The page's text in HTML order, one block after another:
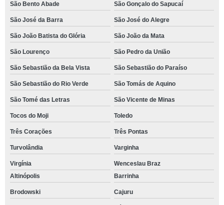
São Bento Abade São Gonçalo do Sapucaí
São José da Barra São José do Alegre
São João Batista do Glória São João da Mata
São Lourenço São Pedro da União
São Sebastião da Bela Vista São Sebastião do Paraíso
São Sebastião do Rio Verde São Tomás de Aquino
São Tomé das Letras São Vicente de Minas
Tocos do Moji Toledo
Três Corações Três Pontas
Turvolândia Varginha
Virgínia
Wenceslau Braz
Altinópolis
Barrinha
Brodowski Cajuru